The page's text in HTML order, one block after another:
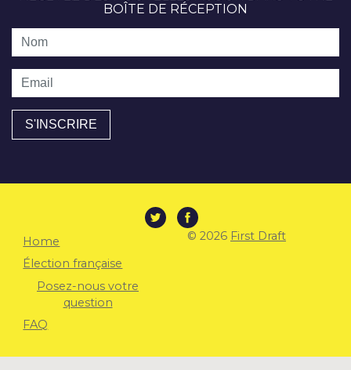
BOÎTE DE RÉCEPTION
Nom
Email
Home
Élection française
Posez-nous votre
question
FAQ
© 2026 First Draft